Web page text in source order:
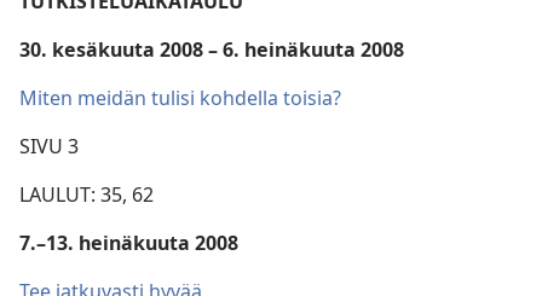
30. kesäkuuta 2008 – 6. heinäkuuta 2008
Miten meidän tulisi kohdella toisia?
SIVU 3
LAULUT: 35, 62
7.–13. heinäkuuta 2008